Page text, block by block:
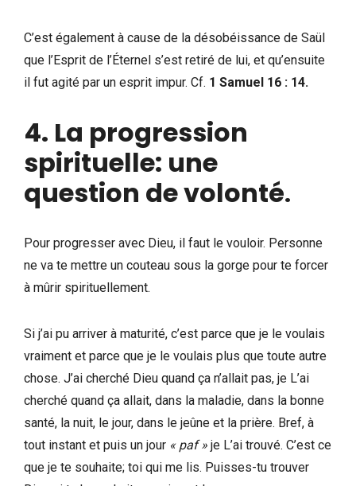
C’est également à cause de la désobéissance de Saül
que l’Esprit de l’Éternel s’est retiré de lui, et qu’ensuite
il fut agité par un esprit impur. Cf. 1 Samuel 16 : 14.
4. La progression
spirituelle: une
question de volonté.
Pour progresser avec Dieu, il faut le vouloir. Personne
ne va te mettre un couteau sous la gorge pour te forcer
à mûrir spirituellement.
Si j’ai pu arriver à maturité, c’est parce que je le voulais
vraiment et parce que je le voulais plus que toute autre
chose. J’ai cherché Dieu quand ça n’allait pas, je L’ai
cherché quand ça allait, dans la maladie, dans la bonne
santé, la nuit, le jour, dans le jeûne et la prière. Bref, à
tout instant et puis un jour « paf » je L’ai trouvé. C’est ce
que je te souhaite; toi qui me lis. Puisses-tu trouver